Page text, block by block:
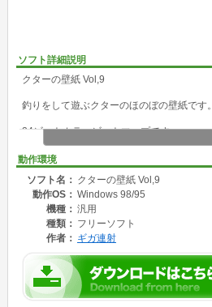
ソフト詳細説明
クターの壁紙 Vol,9
釣りをして遊ぶクターのほのぼの壁紙です。
24ビットカラービットマップです。
動作環境
ソフト名： クターの壁紙 Vol,9
動作OS： Windows 98/95
機種： 汎用
種類： フリーソフト
作者： ギガ連射